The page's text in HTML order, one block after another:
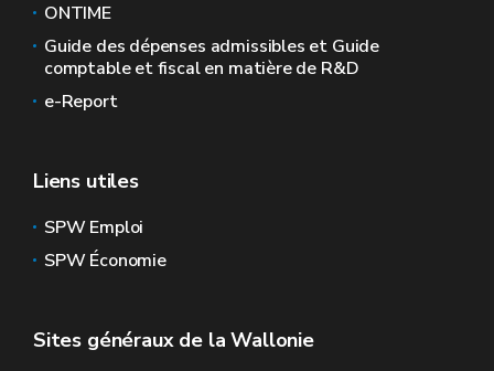
ONTIME
Guide des dépenses admissibles et Guide
comptable et fiscal en matière de R&D
e-Report
Liens utiles
SPW Emploi
SPW Économie
Sites généraux de la Wallonie